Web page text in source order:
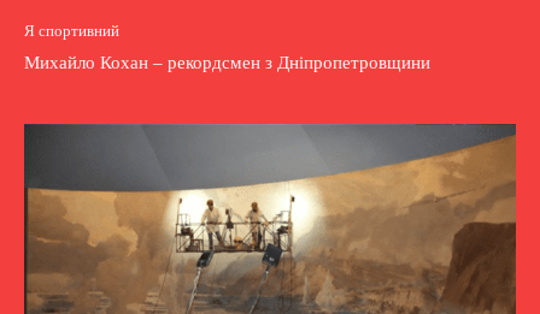
Я спортивний
Михайло Кохан – рекордсмен з Дніпропетровщини